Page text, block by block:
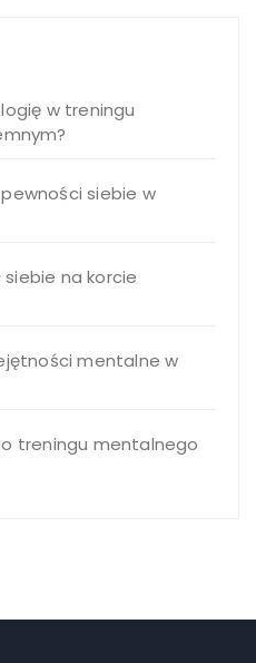
w treningu
siebie w
na korcie
mentalne w
treningu mentalnego